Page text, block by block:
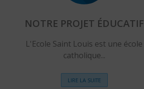
NOTRE PROJET ÉDUCATIF
L'Ecole Saint Louis est une école
catholique...
LIRE LA SUITE